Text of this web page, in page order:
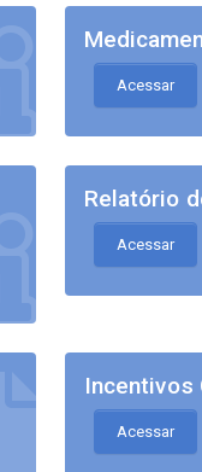
Acessar
Relatório
Acessar
Incentivos
Acessar